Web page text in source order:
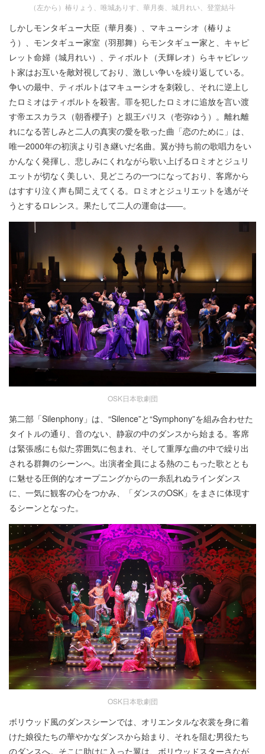
（左から）椿りょう、唯城ありす、華月奏、城月れい、登堂結斗
しかしモンタギュー大臣（華月奏）、マキューシオ（椿りょ
う）、モンタギュー家室（羽那舞）らモンタギュー家と、キャピ
レット命婦（城月れい）、ティボルト（天輝レオ）らキャピレッ
ト家はお互いを敵対視しており、激しい争いを繰り返している。
争いの最中、ティボルトはマキューシオを刺殺し、それに逆上し
たロミオはティボルトを殺害。罪を犯したロミオに追放を言い渡
す帝エスカラス（朝香櫻子）と親王パリス（壱弥ゆう）。離れ離
れになる苦しみと二人の真実の愛を歌った曲「恋のために」は、
唯一2000年の初演より引き継いだ名曲。翼が持ち前の歌唱力をい
かんなく発揮し、悲しみにくれながら歌い上げるロミオとジュリ
エットが切なく美しい、見どころの一つになっており、客席から
はすすり泣く声も聞こえてくる。ロミオとジュリエットを逃がそ
うとするロレンス。果たして二人の運命は――。
OSK日本歌劇団
第二部「Silenphony」は、“Silence”と“Symphony”を組み合わせた
タイトルの通り、音のない、静寂の中のダンスから始まる。客席
は緊張感にも似た雰囲気に包まれ、そして重厚な曲の中で繰り出
される群舞のシーンへ。出演者全員による熱のこもった歌ととも
に魅せる圧倒的なオープニングからの一糸乱れぬラインダンス
に、一気に観客の心をつかみ、「ダンスのOSK」をまさに体現す
るシーンとなった。
OSK日本歌劇団
ボリウッド風のダンスシーンでは、オリエンタルな衣裳を身に着
けた娘役たちの華やかなダンスから始まり、それを阻む男役たち
のダンスへ。そこに助けに入った翼は、ボリウッドスターさなが